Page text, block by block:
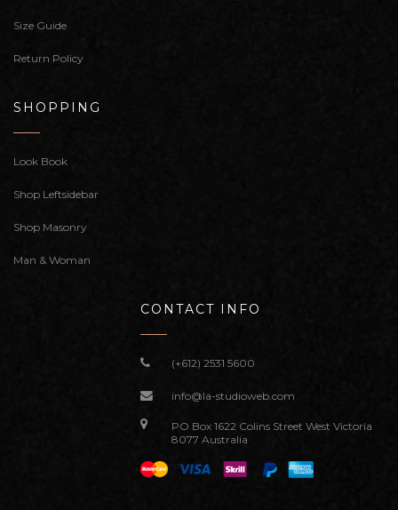
Size Guide
Return Policy
SHOPPING
Look Book
Shop Leftsidebar
Shop Masonry
Man & Woman
CONTACT INFO
(+612) 2531 5600
info@la-studioweb.com
PO Box 1622 Colins Street West Victoria
8077 Australia